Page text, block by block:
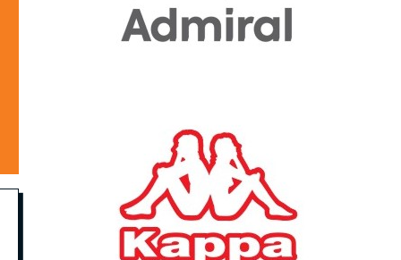
Aktor: Δεν θα γίνουν
δεκτές προσφορές κάτω
Κ. Πιερρακάκης: Νέα
εποχή για το Ολυμπιακό
Κωπηλατοδρόμιο - Η
δημόσια περιουσία είναι
περιουσία όλων των